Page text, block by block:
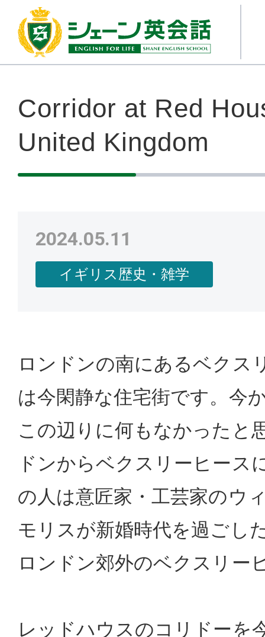
Corridor at Red
United Kingdom
2024.05.11
イギリス歴史・雑学
ロンドンの南にあるベクス
は今閑静な住宅街です。今
この辺りに何もなかったと
ドンからベクスリーヒース
の人は意匠家・工芸家のウ
モリスが新婚時代を過ごし
ロンドン郊外のベクスリー
レッドハウスのコリドーを